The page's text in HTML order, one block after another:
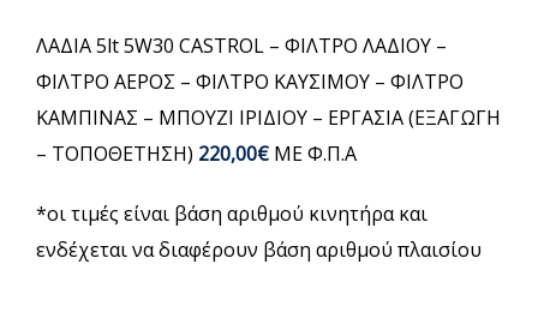
ΛΑΔΙΑ 5lt 5W30 CASTROL – ΦΙΛΤΡΟ ΛΑΔΙΟΥ –
ΦΙΛΤΡΟ ΑΕΡΟΣ – ΦΙΛΤΡΟ ΚΑΥΣΙΜΟΥ – ΦΙΛΤΡΟ
ΚΑΜΠΙΝΑΣ – ΜΠΟΥΖΙ ΙΡΙΔΙΟΥ – ΕΡΓΑΣΙΑ (ΕΞΑΓΩΓΗ
– ΤΟΠΟΘΕΤΗΣΗ) 220,00€ ΜΕ Φ.Π.Α
*οι τιμές είναι βάση αριθμού κινητήρα και
ενδέχεται να διαφέρουν βάση αριθμού πλαισίου